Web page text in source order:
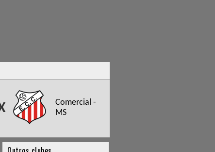
Comercial -
MS